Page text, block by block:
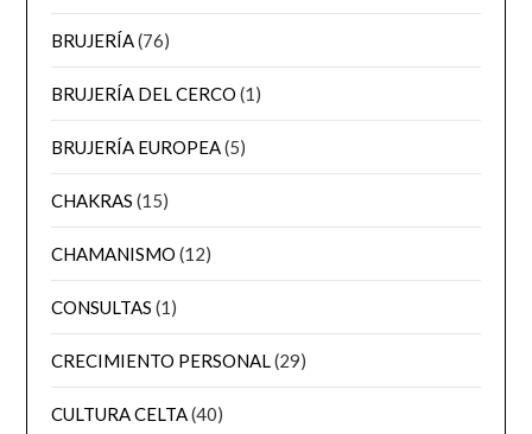
BRUJERÍA(76)
BRUJERÍA DEL CERCO (1)
BRUJERÍA EUROPEA(5)
CHAKRAS (15)
CHAMANISMO (12)
CONSULTAS (1)
CRECIMIENTO PERSONAL(29)
CULTURA CELTA(40)